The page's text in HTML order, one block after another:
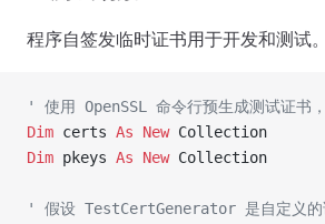
程序自签发临时证书用于开发和测试。
' 使用 OpenSSL 命令行预生成测试证书
Dim certs As New Collection
Dim pkeys As New Collection
' 假设 TestCertGenerator 是自定义的